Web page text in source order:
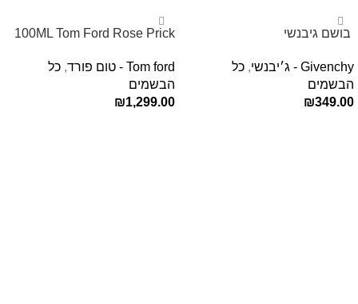
‏ בושם גיבנשי
E.D.P 80ml ‏
Givenchy - ג׳יבנשי , כל
הבשמים
₪349.00
100ML Tom Ford Rose Prick
Tom ford - טום פורד
, כל
הבשמים
₪1,299.00